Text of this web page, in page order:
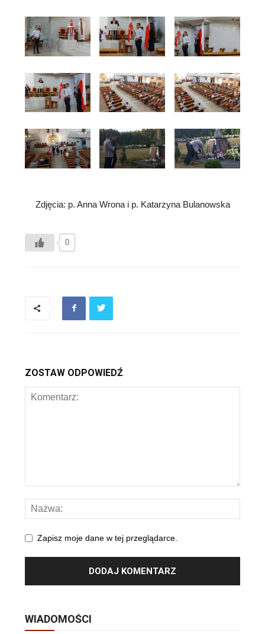
Zdjęcia: p. Anna Wrona i p. Katarzyna Bulanowska
0
ZOSTAW ODPOWIEDŹ
Zapisz moje dane w tej przeglądarce.
WIADOMOŚCI